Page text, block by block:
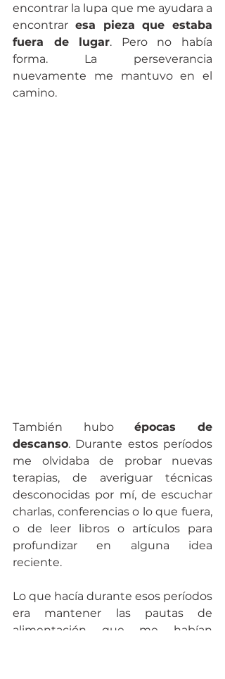
encontrar la lupa que me ayudara a
encontrar esa pieza que estaba
fuera de lugar. Pero no había
forma. La perseverancia
nuevamente me mantuvo en el
camino.
También hubo épocas de
descanso. Durante estos períodos
me olvidaba de probar nuevas
terapias, de averiguar técnicas
desconocidas por mí, de escuchar
charlas, conferencias o lo que fuera,
o de leer libros o artículos para
profundizar en alguna idea
reciente.
Lo que hacía durante esos períodos
era mantener las pautas de
alimentación que me habían